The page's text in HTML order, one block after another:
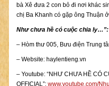
bà Xê đưa 2 con bỏ đi nơi khác
chị Ba Khanh có gặp ông Thuận
Như chưa hề có cuộc chia ly…”:
– Hòm thư 005, Bưu điện Trung
– Website: haylentieng.vn
– Youtube: “NHƯ CHƯA HỀ CÓ
OFFICIAL”: www.youtube.com/